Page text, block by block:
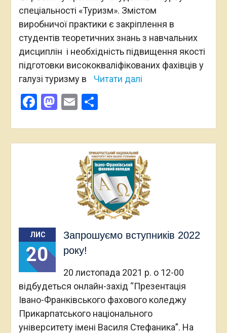
спеціальності «Туризм». Змістом
виробничої практики є закріплення в
студентів теоретичних знань з навчальних
дисциплін і необхідність підвищення якості
підготовки висококваліфікованих фахівців у
галузі туризму в
Читати далі
Facebook
Mastodon
EmailПоділитися
ЛИС
20
Запрошуємо вступників 2022
року!
20 листопада 2021 р. о 12-00
відбудеться онлайн-захід “Презентація
Івано-Франківського фахового коледжу
Прикарпатського національного
університету імені Василя Стефаника”. На